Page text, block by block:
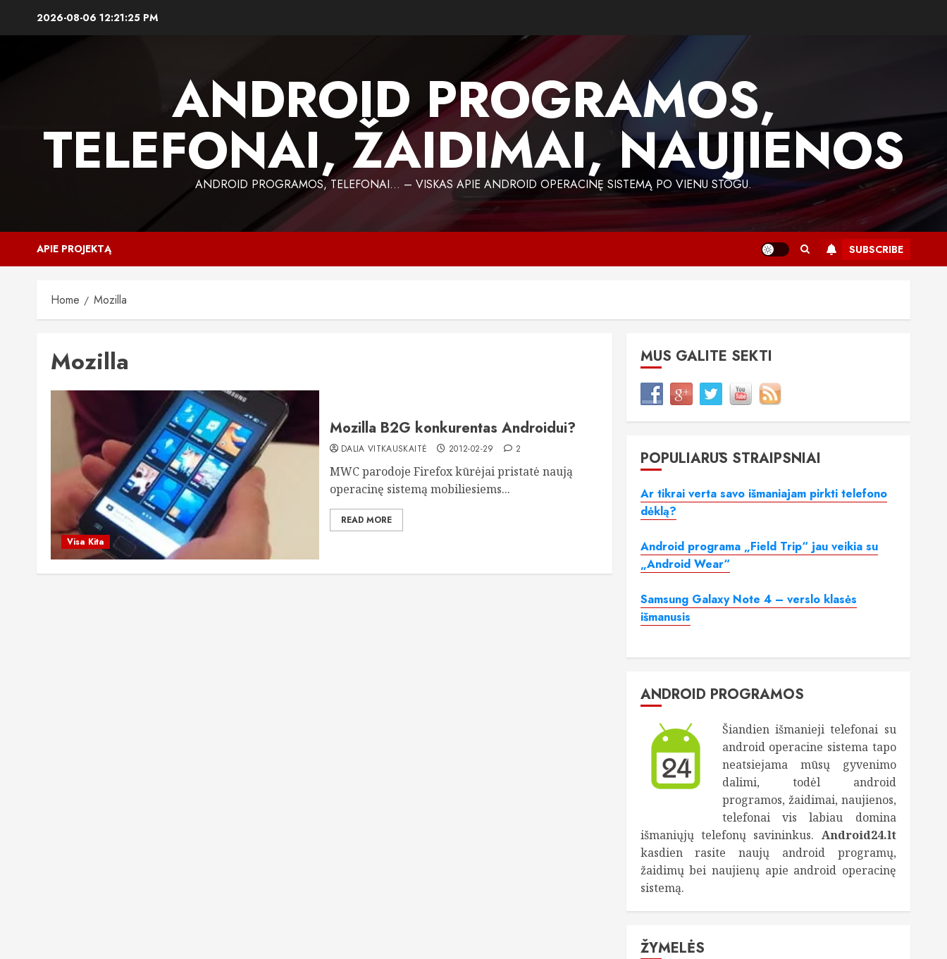
2026-08-06 12:21:26 PM
ANDROID PROGRAMOS,
TELEFONAI, ŽAIDIMAI, NAUJIENOS
ANDROID PROGRAMOS, TELEFONAI… – VISKAS APIE ANDROID OPERACINĘ SISTEMĄ PO VIENU STOGU.
APIE PROJEKTĄ SUBSCRIBE
Home Mozilla
Mozilla
Visa Kita
Mozilla B2G konkurentas Androidui?
DALIA VITKAUSKAITĖ 2012-02-29 2
MWC parodoje Firefox kūrėjai pristatė naują
operacinę sistemą mobiliesiems...
READ MORE
MUS GALITE SEKTI
POPULIARŪS STRAIPSNIAI
Ar tikrai verta savo išmaniajam pirkti telefono
dėklą?
Android programa „Field Trip“ jau veikia su
„Android Wear“
Samsung Galaxy Note 4 – verslo klasės
išmanusis
ANDROID PROGRAMOS
Šiandien išmanieji telefonai su
android operacine sistema tapo
neatsiejama mūsų gyvenimo
dalimi, todėl android
programos, žaidimai, naujienos,
telefonai vis labiau domina
išmaniųjų telefonų savininkus. Android24.lt
kasdien rasite naujų android programų,
žaidimų bei naujienų apie android operacinę
sistemą.
ŽYMELĖS